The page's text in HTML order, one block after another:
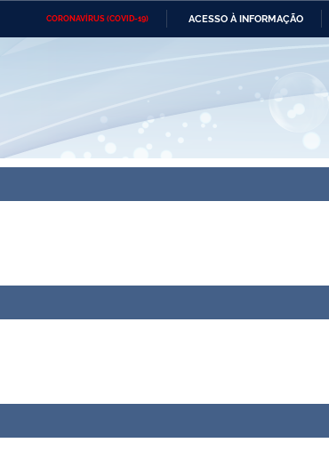
CORONAVÍRUS (COVID-19) ACESSO À INFORMAÇÃO
Ministério das Relações
do Desenvolvimento